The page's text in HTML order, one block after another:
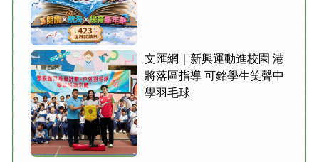
文匯網｜新興運動進校園 港
將落區指導 可銘學生笑聲中
學羽毛球